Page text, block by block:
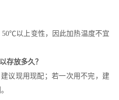
以上变性，因此加热温度不宜
存放多久？
议现用现配；若一次用不完，建